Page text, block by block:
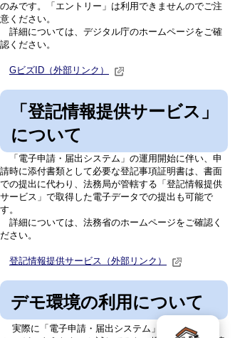
のみです。「エントリー」は利用できませんのでご注
意ください。
詳細については、デジタル庁のホームページをご確
認ください。
GビズID（外部リンク）
「登記情報提供サービス」
について
「電子申請・届出システム」の運用開始に伴い、申
請時に添付書類として必要な登記事項証明書は、書面
での提出に代わり、法務局が管轄する「登記情報提供
サービス」で取得した電子データでの提出も可能で
す。
詳細については、法務省のホームページをご確認く
ださい。
登記情報提供サービス（外部リンク）
デモ環境の利用について
実際に「電子申請・届出システム」を利用する前